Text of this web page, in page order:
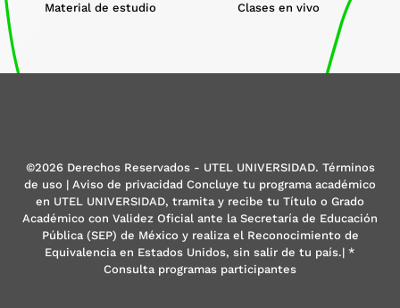
Material de estudio Clases en vivo
©2026 Derechos Reservados - UTEL UNIVERSIDAD. Términos
de uso | Aviso de privacidad Concluye tu programa académico
en UTEL UNIVERSIDAD, tramita y recibe tu Título o Grado
Académico con Validez Oficial ante la Secretaría de Educación
Pública (SEP) de México y realiza el Reconocimiento de
Equivalencia en Estados Unidos, sin salir de tu país.| *
Consulta programas participantes